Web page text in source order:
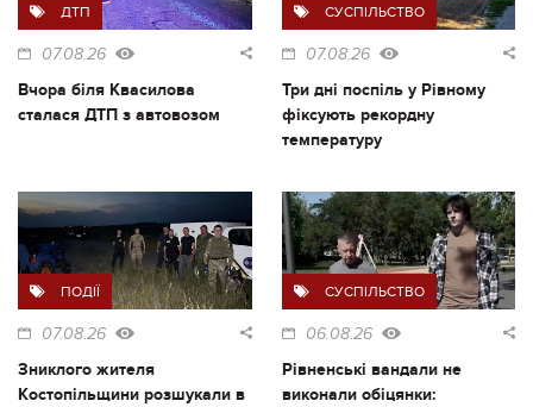
ДТП
07.08.26
Вчора біля Квасилова
сталася ДТП з автовозом
СУСПІЛЬСТВО
07.08.26
Три дні поспіль у Рівному
фіксують рекордну
температуру
ПОДІЇ
07.08.26
Зниклого жителя
Костопільщини розшукали в
СУСПІЛЬСТВО
06.08.26
Рівненські вандали не
виконали обіцянки: